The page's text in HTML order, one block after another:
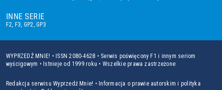
INNE SERIE
F2, F3, GP2,GP3
WYPRZEDŹ MNIE! • ISSN 2080-4628 • Serwis poświęcony F1 i innym seriom
wyścigowym • Istnieje od 1999 roku • Wszelkie prawa zastrzeżone
Redakcja serwisu Wyprzedź Mnie! • Informacja o prawie autorskim i polityka